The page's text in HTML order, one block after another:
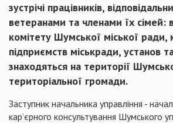
зустрічі працівників,
ветеранами та членами їх сімей:
комітету Шумської міської ради,
підприємств міськради, установ
знаходяться на території
територіальної громади.
Заступник начальника управління -
кар’єрного консультування Шумського